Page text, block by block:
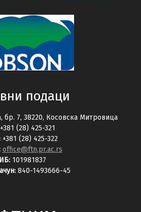
подаци
7, 38220, Косовска Митровица
(28) 425-321
+381 (28) 425-322
office@ftn.pr.ac.rs
101981837
840-1493666-45